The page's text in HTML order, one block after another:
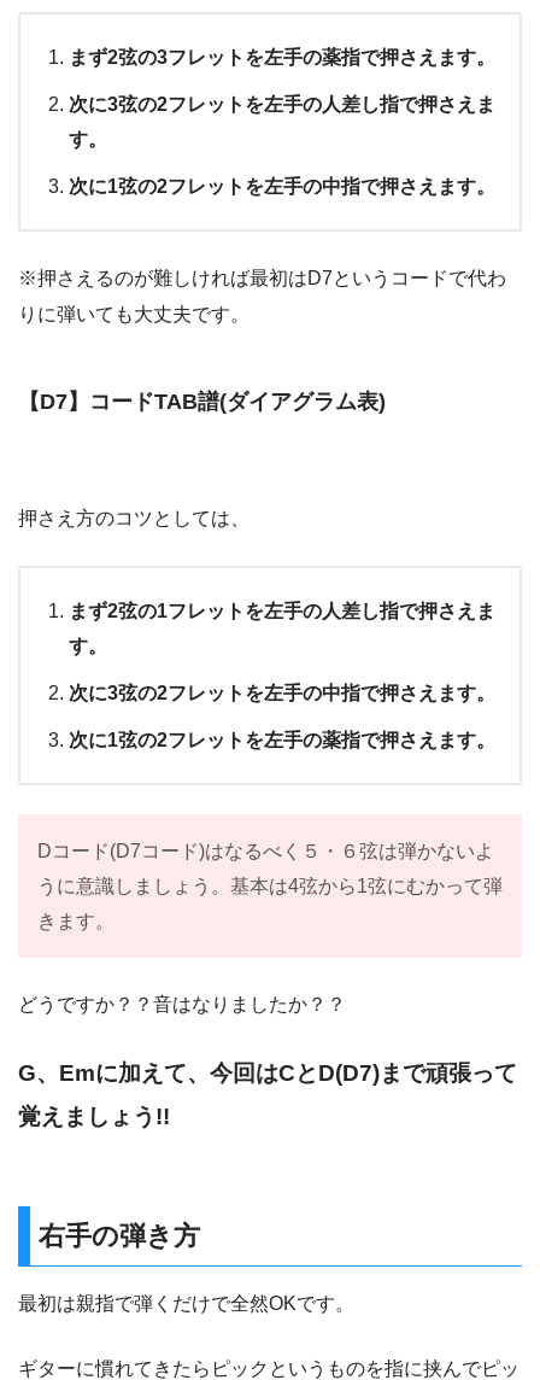
まず2弦の3フレットを左手の薬指で押さえます。
次に3弦の2フレットを左手の人差し指で押さえま
す。
次に1弦の2フレットを左手の中指で押さえます。
※押さえるのが難しければ最初はD7というコードで代わ
りに弾いても大丈夫です。
【D7】コードTAB譜(ダイアグラム表)
押さえ方のコツとしては、
まず2弦の1フレットを左手の人差し指で押さえま
す。
次に3弦の2フレットを左手の中指で押さえます。
次に1弦の2フレットを左手の薬指で押さえます。
Dコード(D7コード)はなるべく５・６弦は弾かないよ
うに意識しましょう。基本は4弦から1弦にむかって弾
きます。
どうですか？？音はなりましたか？？
G、Emに加えて、今回はCとD(D7)まで頑張って
覚えましょう!!
右手の弾き方
最初は親指で弾くだけで全然OKです。
ギターに慣れてきたらピックというものを指に挟んでピッ